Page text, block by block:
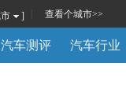
] 查看个城市>>
汽车测评 汽车行业